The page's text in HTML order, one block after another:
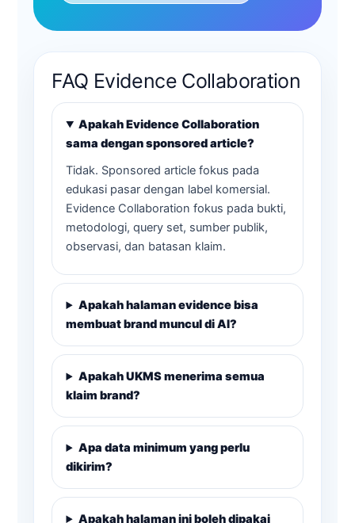
FAQ Evidence Collaboration
Apakah Evidence Collaboration
sama dengan sponsored article?
Tidak. Sponsored article fokus pada
edukasi pasar dengan label komersial.
Evidence Collaboration fokus pada bukti,
metodologi, query set, sumber publik,
observasi, dan batasan klaim.
Apakah halaman evidence bisa
membuat brand muncul di AI?
Apakah UKMS menerima semua
klaim brand?
Apa data minimum yang perlu
dikirim?
Apakah halaman ini boleh dipakai